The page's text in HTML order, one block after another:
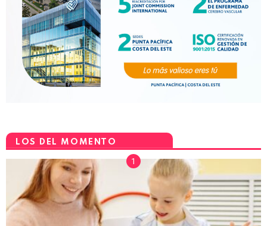
LOS DEL MOMENTO